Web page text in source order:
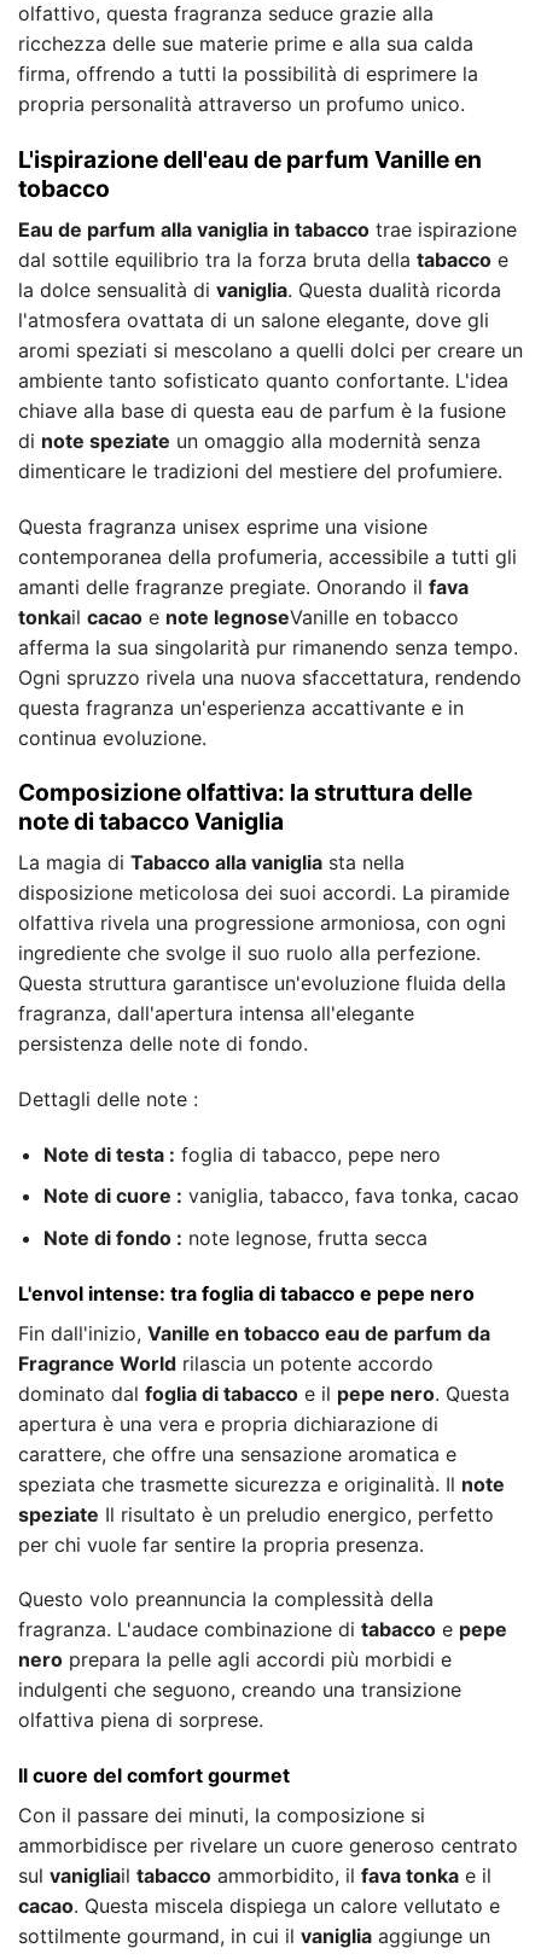
olfattivo, questa fragranza seduce grazie alla
ricchezza delle sue materie prime e alla sua calda
firma, offrendo a tutti la possibilità di esprimere la
propria personalità attraverso un profumo unico.
L'ispirazione dell'eau de parfum Vanille en
tobacco
Eau de parfum alla vaniglia in tabacco trae ispirazione
dal sottile equilibrio tra la forza bruta della tabacco e
la dolce sensualità di vaniglia. Questa dualità ricorda
l'atmosfera ovattata di un salone elegante, dove gli
aromi speziati si mescolano a quelli dolci per creare un
ambiente tanto sofisticato quanto confortante. L'idea
chiave alla base di questa eau de parfum è la fusione
di note speziate un omaggio alla modernità senza
dimenticare le tradizioni del mestiere del profumiere.
Questa fragranza unisex esprime una visione
contemporanea della profumeria, accessibile a tutti gli
amanti delle fragranze pregiate. Onorando il fava
tonkail cacao e note legnoseVanille en tobacco
afferma la sua singolarità pur rimanendo senza tempo.
Ogni spruzzo rivela una nuova sfaccettatura, rendendo
questa fragranza un'esperienza accattivante e in
continua evoluzione.
Composizione olfattiva: la struttura delle
note di tabacco Vaniglia
La magia di Tabacco alla vaniglia sta nella
disposizione meticolosa dei suoi accordi. La piramide
olfattiva rivela una progressione armoniosa, con ogni
ingrediente che svolge il suo ruolo alla perfezione.
Questa struttura garantisce un'evoluzione fluida della
fragranza, dall'apertura intensa all'elegante
persistenza delle note di fondo.
Dettagli delle note :
Note di testa : foglia di tabacco, pepe nero
Note di cuore : vaniglia, tabacco, fava tonka, cacao
Note di fondo : note legnose, frutta secca
L'envol intense: tra foglia di tabacco e pepe nero
Fin dall'inizio, Vanille en tobacco eau de parfum da
Fragrance World rilascia un potente accordo
dominato dal foglia di tabacco e il pepe nero. Questa
apertura è una vera e propria dichiarazione di
carattere, che offre una sensazione aromatica e
speziata che trasmette sicurezza e originalità. Il note
speziate Il risultato è un preludio energico, perfetto
per chi vuole far sentire la propria presenza.
Questo volo preannuncia la complessità della
fragranza. L'audace combinazione di tabacco e pepe
nero prepara la pelle agli accordi più morbidi e
indulgenti che seguono, creando una transizione
olfattiva piena di sorprese.
Il cuore del comfort gourmet
Con il passare dei minuti, la composizione si
ammorbidisce per rivelare un cuore generoso centrato
sul vanigliail tabacco ammorbidito, il fava tonka e il
cacao. Questa miscela dispiega un calore vellutato e
sottilmente gourmand, in cui il vaniglia aggiunge un